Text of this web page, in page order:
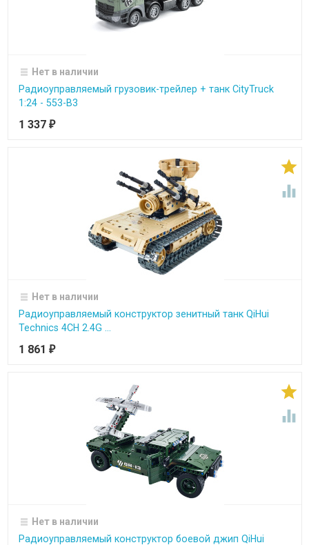
Нет в наличии
Радиоуправляемый грузовик-трейлер + танк CityTruck
1:24 - 553-B3
1 337 ₽


Нет в наличии
Радиоуправляемый конструктор зенитный танк QiHui
Technics 4CH 2.4G ...
1 861 ₽


Нет в наличии
Радиоуправляемый конструктор боевой джип QiHui